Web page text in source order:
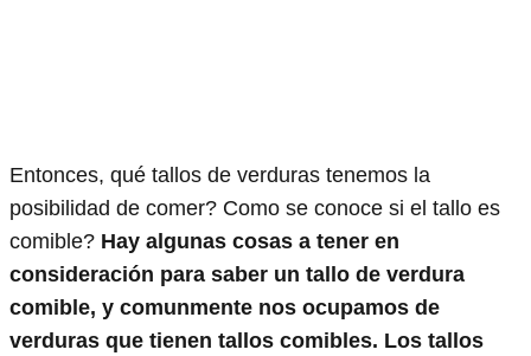
Entonces, qué tallos de verduras tenemos la
posibilidad de comer? Como se conoce si el tallo es
comible? Hay algunas cosas a tener en
consideración para saber un tallo de verdura
comible, y comunmente nos ocupamos de
verduras que tienen tallos comibles. Los tallos